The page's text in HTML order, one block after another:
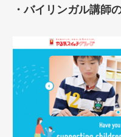
・バイリンガル講師